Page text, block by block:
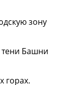
зону
Башни
горах.